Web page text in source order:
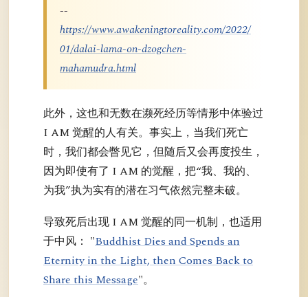
--
https://www.awakeningtoreality.com/2022/
01/dalai-lama-on-dzogchen-
mahamudra.html
此外，这也和无数在濒死经历等情形中体验过
I AM 觉醒的人有关。事实上，当我们死亡
时，我们都会瞥见它，但随后又会再度投生，
因为即使有了 I AM 的觉醒，把“我、我的、
为我”执为实有的潜在习气依然完整未破。
导致死后出现 I AM 觉醒的同一机制，也适用
于中风： "Buddhist Dies and Spends an
Eternity in the Light, then Comes Back to
Share this Message"。